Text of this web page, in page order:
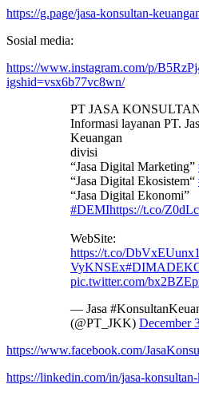
https://g.page/jasa-konsultan-
Sosial media:
https://www.instagram.com/p/
igshid=vsx6b77vc8wn/
PT JASA
Informasi layanan PT.
Keuangan
divisi
“Jasa Digital Marketing”
“Jasa Digital Ekosistem“
“Jasa Digital Ekonomi”
#DEMIhttps://t.co/
WebSite:
https://t.co/DbVxEUunx1
VyKNSEx
pic.twitter.com/
— Jasa
(@PT_JKK) December
https://www.facebook.com/
https://linkedin.com/in/jasa-